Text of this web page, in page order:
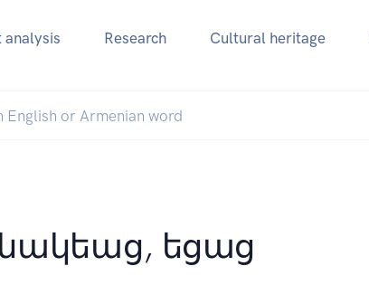
analysis Research Cultural heritage
եցաց